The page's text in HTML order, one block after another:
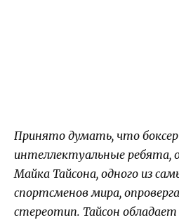
Принято думать, что
интеллектуальные ребята,
Майка Тайсона, одного из
спортсменов мира,
стереотип. Тайсон